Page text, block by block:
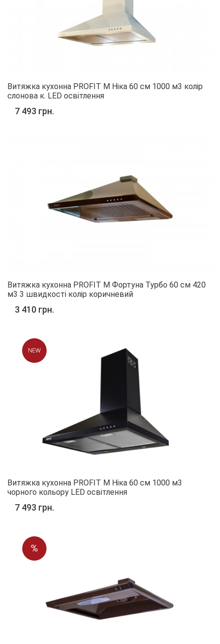
Витяжка кухонна PROFIT M Ніка 60 см 1000 м3 колір
слонова к. LED освітлення
7 493 грн.
Витяжка кухонна PROFIT M Фортуна Турбо 60 см 420
м3 3 швидкості колір коричневий
3 410 грн.
Витяжка кухонна PROFIT M Ніка 60 см 1000 м3
чорного кольору LED освітлення
7 493 грн.